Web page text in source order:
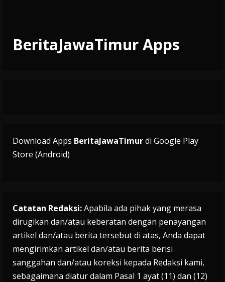
BeritaJawaTimur Apps
Download Apps BeritaJawaTimurdi Google Play
Store (Android)
Catatan Redaksi:Apabila ada pihak yang merasa
dirugikan dan/atau keberatan dengan penayangan
artikel dan/atau berita tersebut di atas, Anda dapat
mengirimkan artikel dan/atau berita berisi
sanggahan dan/atau koreksi kepada Redaksi kami,
sebagaimana diatur dalam Pasal 1 ayat (11) dan (12)